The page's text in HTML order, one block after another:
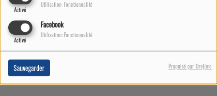
Activé
Utilisation: Fonctionnalité
Facebook
Activé
Utilisation: Fonctionnalité
Sauvegarder Propulsé par Orejime